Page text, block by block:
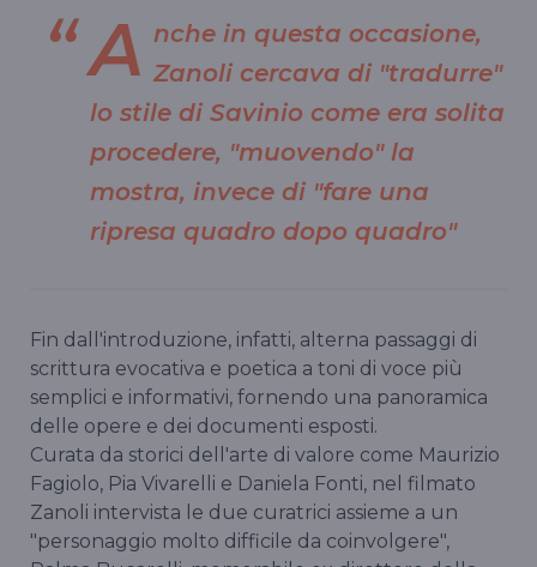
A nche in questa occasione,
Zanoli cercava di "tradurre"
lo stile di Savinio come era solita
procedere, "muovendo" la
mostra, invece di "fare una
ripresa quadro dopo quadro"
Fin dall'introduzione, infatti, alterna passaggi di
scrittura evocativa e poetica a toni di voce più
semplici e informativi, fornendo una panoramica
delle opere e dei documenti esposti.
Curata da storici dell'arte di valore come Maurizio
Fagiolo, Pia Vivarelli e Daniela Fonti, nel filmato
Zanoli intervista le due curatrici assieme a un
"personaggio molto difficile da coinvolgere",